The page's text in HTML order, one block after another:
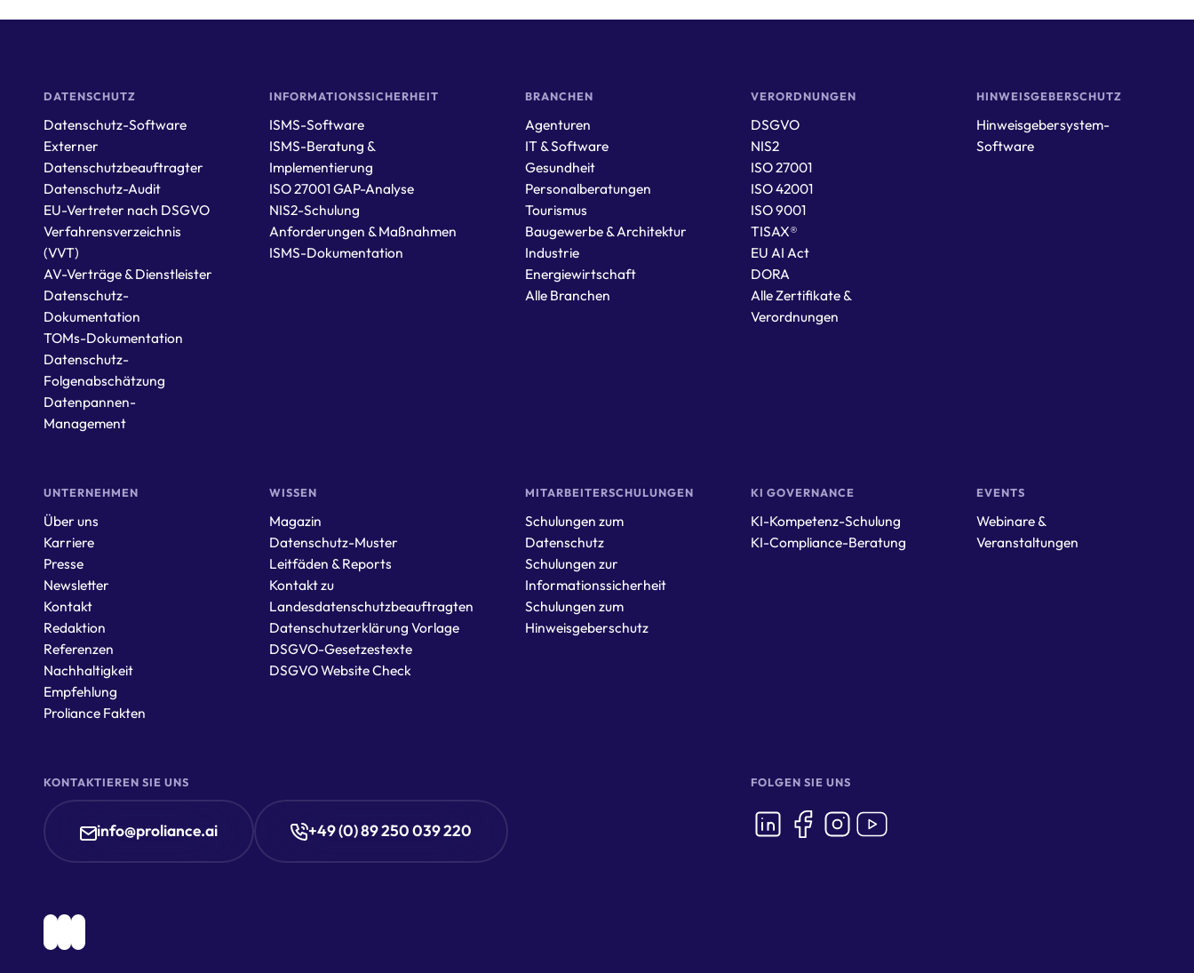
DATENSCHUTZ
Datenschutz-Software
Externer
Datenschutzbeauftragter
Datenschutz-Audit
EU-Vertreter nach DSGVO
Verfahrensverzeichnis
(VVT)
AV-Verträge & Dienstleister
Datenschutz-
Dokumentation
TOMs-Dokumentation
Datenschutz-
Folgenabschätzung
Datenpannen-
Management
INFORMATIONSSICHERHEIT
ISMS-Software
ISMS-Beratung &
Implementierung
ISO 27001 GAP-Analyse
NIS2-Schulung
Anforderungen & Maßnahmen
ISMS-Dokumentation
BRANCHEN
Agenturen
IT & Software
Gesundheit
Personalberatungen
Tourismus
Baugewerbe & Architektur
Industrie
Energiewirtschaft
Alle Branchen
VERORDNUNGEN
DSGVO
NIS2
ISO 27001
ISO 42001
ISO 9001
TISAX®
EU AI Act
DORA
Alle Zertifikate &
Verordnungen
HINWEISGEBERSCHUTZ
Hinweisgebersystem-
Software
UNTERNEHMEN
Über uns
Karriere
Presse
Newsletter
Kontakt
Redaktion
Referenzen
Nachhaltigkeit
Empfehlung
Proliance Fakten
WISSEN
Magazin
Datenschutz-Muster
Leitfäden & Reports
Kontakt zu
Landesdatenschutzbeauftragten
Datenschutzerklärung Vorlage
DSGVO-Gesetzestexte
DSGVO Website Check
MITARBEITERSCHULUNGEN
Schulungen zum
Datenschutz
Schulungen zur
Informationssicherheit
Schulungen zum
Hinweisgeberschutz
KI GOVERNANCE
KI-Kompetenz-Schulung
KI-Compliance-Beratung
EVENTS
Webinare &
Veranstaltungen
KONTAKTIEREN SIE UNS
info@proliance.ai +49 (0) 89 250 039 220
FOLGEN SIE UNS